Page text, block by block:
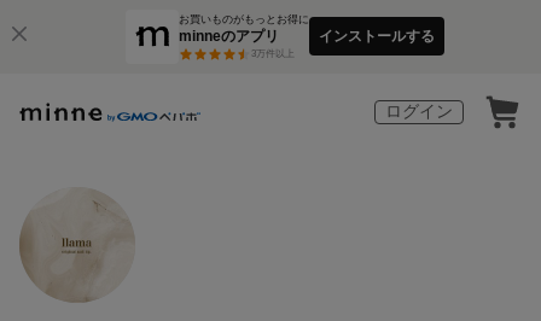
お買いものがもっとお得に
minneのアプリ
3万件以上
インストールする
ログイン